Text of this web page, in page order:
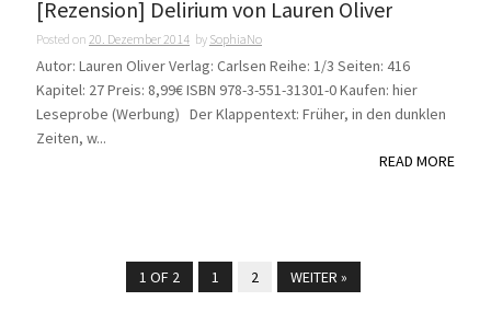
[Rezension] Delirium von Lauren Oliver
Posted on 20. Dezember 2014 by SophiaNo
Autor: Lauren Oliver Verlag: Carlsen Reihe: 1/3 Seiten: 416
Kapitel: 27 Preis: 8,99€ ISBN 978-3-551-31301-0 Kaufen: hier
Leseprobe (Werbung) Der Klappentext: Früher, in den dunklen
Zeiten, w...
READ MORE
1 OF 2 1 2 WEITER »